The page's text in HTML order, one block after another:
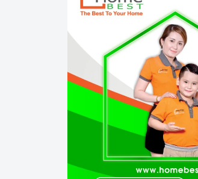
1. Kiểu dáng và điểm nhấn
Vòi nước Argo G-2485được
niềm tin, sự thuận tiện
chúng tôi tìm hiểu chi tiết
nhé.
Vòi nước Argo G-2485
có
sang trọng nhập khẩu
xảy ra hiện tượng rò rỉ
tạo sự an tâm cho người
bẩn, không dính dấu vân